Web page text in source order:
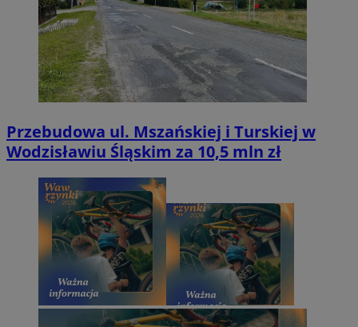
Przebudowa ul. Mszańskiej i Turskiej w
Wodzisławiu Śląskim za 10,5 mln zł